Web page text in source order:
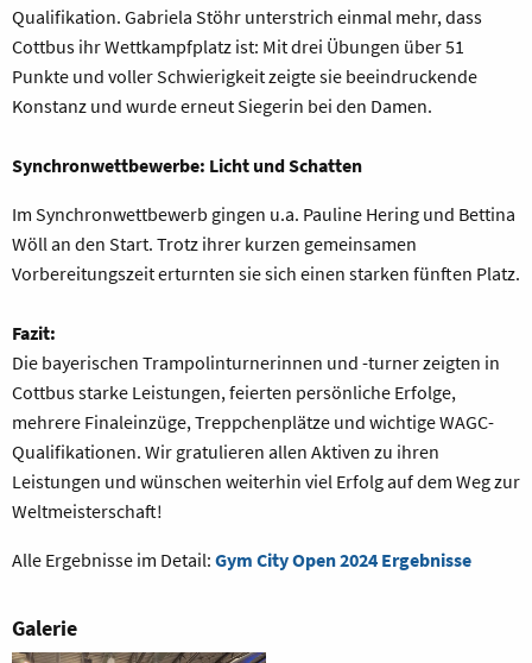
Qualifikation. Gabriela Stöhr unterstrich einmal mehr, dass
Cottbus ihr Wettkampfplatz ist: Mit drei Übungen über 51
Punkte und voller Schwierigkeit zeigte sie beeindruckende
Konstanz und wurde erneut Siegerin bei den Damen.
Synchronwettbewerbe: Licht und Schatten
Im Synchronwettbewerb gingen u.a. Pauline Hering und Bettina
Wöll an den Start. Trotz ihrer kurzen gemeinsamen
Vorbereitungszeit erturnten sie sich einen starken fünften Platz.
Fazit:
Die bayerischen Trampolinturnerinnen und -turner zeigten in
Cottbus starke Leistungen, feierten persönliche Erfolge,
mehrere Finaleinzüge, Treppchenplätze und wichtige WAGC-
Qualifikationen. Wir gratulieren allen Aktiven zu ihren
Leistungen und wünschen weiterhin viel Erfolg auf dem Weg zur
Weltmeisterschaft!
Alle Ergebnisse im Detail: Gym City Open 2024 Ergebnisse
Galerie